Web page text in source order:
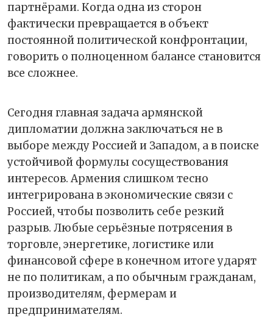
партнёрами. Когда одна из сторон
фактически превращается в объект
постоянной политической конфронтации,
говорить о полноценном балансе становится
все сложнее.
Сегодня главная задача армянской
дипломатии должна заключаться не в
выборе между Россией и Западом, а в поиске
устойчивой формулы сосуществования
интересов. Армения слишком тесно
интегрирована в экономические связи с
Россией, чтобы позволить себе резкий
разрыв. Любые серьёзные потрясения в
торговле, энергетике, логистике или
финансовой сфере в конечном итоге ударят
не по политикам, а по обычным гражданам,
производителям, фермерам и
предпринимателям.